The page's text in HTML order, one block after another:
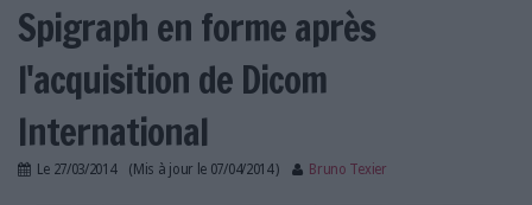
LES NEWSLETTERS
LE MAGAZINE
Spigraph en forme après
l'acquisition de Dicom
International
Le 27/03/2014 (Mis à jour le 07/04/2014) Bruno Texier